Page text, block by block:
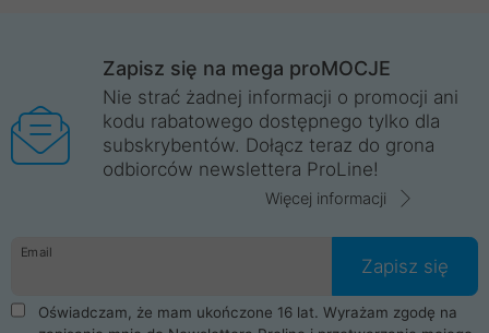
Wrocław, Poznań, Legnica, Katowice, Gliwice, Kalisz, Bytom,
Trzebnica, Opole. Szybka i profesjonalna obsługa!
ProLine to polska firma ze 100% polskim kapitałem. Działamy
legalnie i płacimy podatki w naszym kraju! Posiadamy siedzibę
główną w Mirkowie oraz salony na terenie kraju. Cała
komunikacja ze sklepem komputerowym ProLine jest
danych osobowych. Dlatego zakup notebooka albo laptopa w
ProLine to czysta przyjemność i pełne bezpieczeństwo.
Zaopatrzysz się u nas w akcesoria i części komputerowe
takie jak procesory, karty graficzne, płyty główne, pamięci,
dyski SSD, M.2 oraz HDD. Nasi pracownicy pomogą Ci wybrać
Zapisz się na mega proMOCJE
Nie strać żadnej informacji o promocji ani
kodu rabatowego dostępnego tylko dla
subskrybentów. Dołącz teraz do grona
odbiorców newslettera ProLine!
Więcej informacji
Email
Zapisz się
Oświadczam, że mam ukończone 16 lat. Wyrażam zgodę na